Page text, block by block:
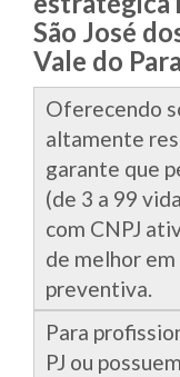
São José
Vale do
Oferecendo
altamente
garante que
(de 3 a 99
com CNPJ
de melhor
preventiva.
Para
PJ ou